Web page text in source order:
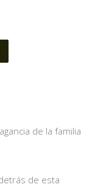
de la familia
de esta